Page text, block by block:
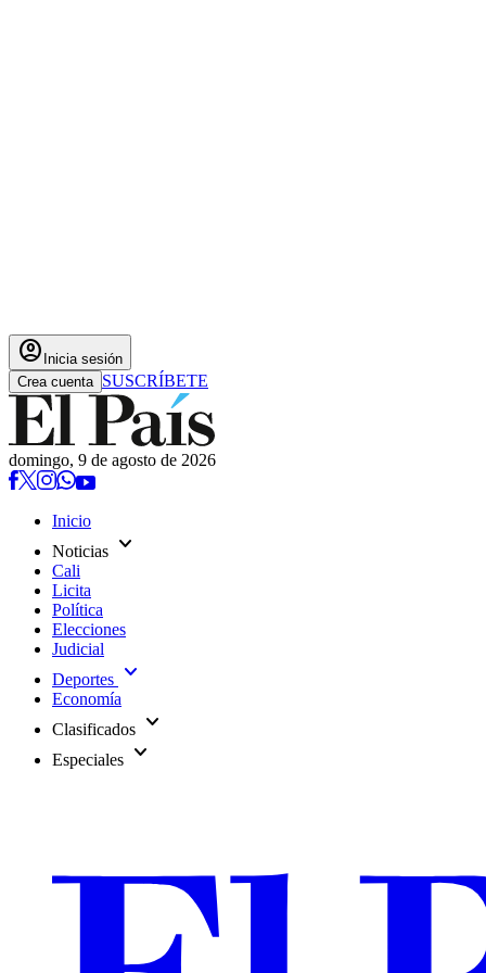
account_circle Inicia sesión
Crea cuenta SUSCRÍBETE
domingo, 9 de agosto de 2026
Inicio
Noticias expand_more
Cali
Licita
Política
Elecciones
Judicial
Deportes expand_more
Economía
Clasificados expand_more
Especiales expand_more